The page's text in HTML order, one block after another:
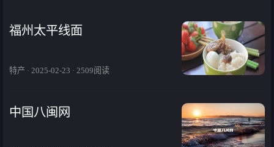
福州太平线面
特产 · 2025-02-23 · 2509阅读
中国八闽网